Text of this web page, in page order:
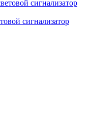
сигнализатор